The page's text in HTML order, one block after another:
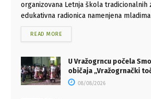
organizovana Letnja škola tradicionalnih
edukativna radionica namenjena mladima
READ MORE
U Vražogrncu počela
običaja „Vražogrnački
08/08/2026